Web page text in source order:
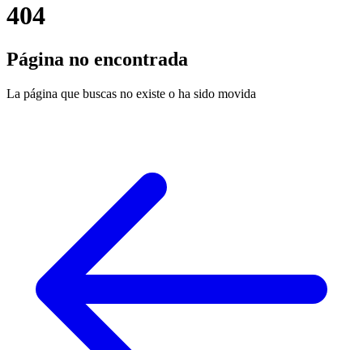
404
Página no encontrada
La página que buscas no existe o ha sido movida